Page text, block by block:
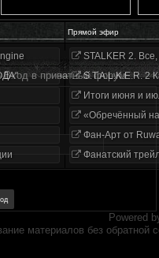
Прямой эфир
STALKER 2.
S.T.A.L.K.E.R. 2
Итоги июня и
«Обречённый
Фан-Арт от
Фанатский
Вход в приватный форум
Powered
материалов без обратной